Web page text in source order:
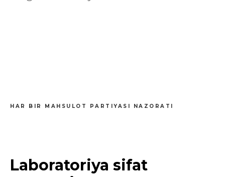
HAR BIR MAHSULOT PARTIYASI NAZORATI
Laboratoriya sifat